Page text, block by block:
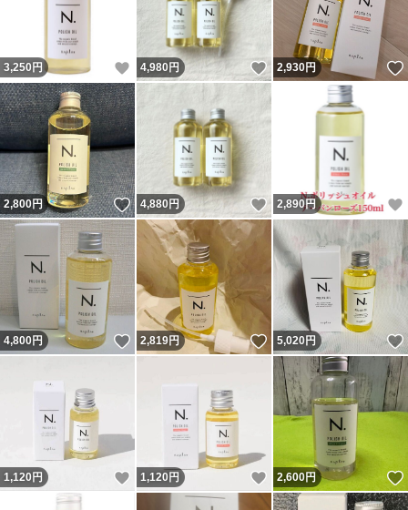
3,250 円 いいね！
4,980円 いいね！
2,930円
2,800円 いいね！
4,880円 いいね！
2,890円
4,800円 いいね！
2,819円 いいね！
5,020円
1,120 円 いいね！
1,120 円 いいね！
2,600円